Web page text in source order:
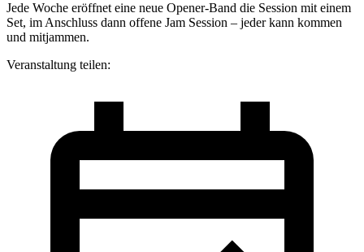
Jede Woche eröffnet eine neue Opener-Band die Session mit einem
Set, im Anschluss dann offene Jam Session – jeder kann kommen
und mitjammen.
Veranstaltung teilen: